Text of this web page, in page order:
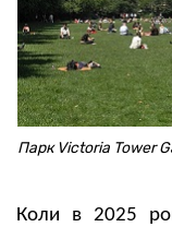
Парк Victoria Tower
Коли в 2025